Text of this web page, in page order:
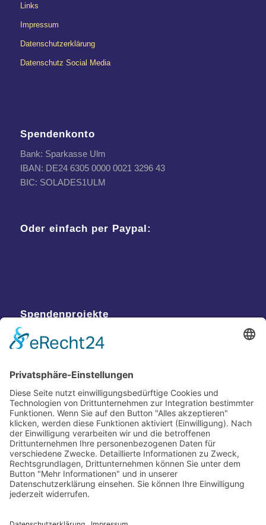
Links
Impressum
Datenschutzerklärung
Datenschutz Social Media
Spendenkonto
Bank: Sparkasse Ulm
IBAN: DE24 6305 0000 0021 3296 43
BIC: SOLADES1ULM
Oder einfach per Paypal:
Spendenprojekte
Kontakt
Postanschrift
Traumkatzen e.V.
89231 Neu-Ulm